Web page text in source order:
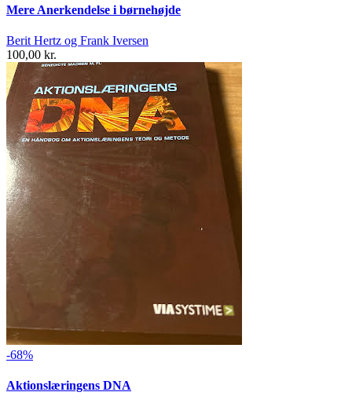
Mere Anerkendelse i børnehøjde
Berit Hertz og Frank Iversen
100,00 kr.
-68%
Aktionslæringens DNA